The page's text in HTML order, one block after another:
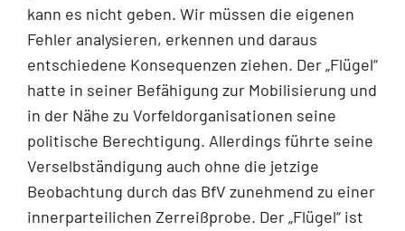
kann es nicht geben. Wir müssen die eigenen
Fehler analysieren, erkennen und daraus
entschiedene Konsequenzen ziehen. Der „Flügel“
hatte in seiner Befähigung zur Mobilisierung und
in der Nähe zu Vorfeldorganisationen seine
politische Berechtigung. Allerdings führte seine
Verselbständigung auch ohne die jetzige
Beobachtung durch das BfV zunehmend zu einer
innerparteilichen Zerreißprobe. Der „Flügel“ ist